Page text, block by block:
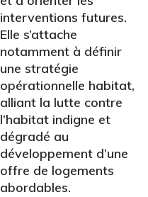
interventions futures.
Elle s’attache
notamment à définir
une stratégie
opérationnelle habitat,
alliant la lutte contre
l’habitat indigne et
dégradé au
développement d’une
offre de logements
abordables.